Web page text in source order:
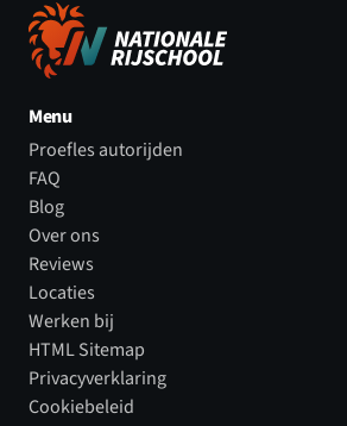
Menu
Proefles autorijden
FAQ
Blog
Over ons
Reviews
Locaties
Werken bij
HTML Sitemap
Privacyverklaring
Cookiebeleid